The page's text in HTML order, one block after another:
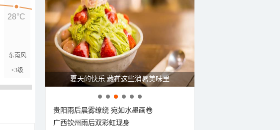
东南风
<3级 <3级
东南风
<3级
东南风
<3级
南风
<3级 <3级
南风
<3级
28°C
26°C 25°C 24°C 23°C 22°C
夏天的快乐 藏在这些消暑美味里
贵阳雨后晨雾缭绕 宛如水墨画卷
广西钦州雨后双彩虹现身